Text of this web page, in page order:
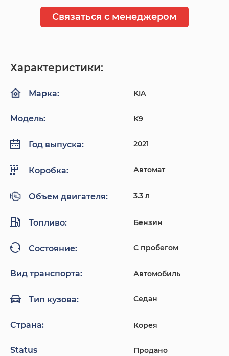
Связаться с менеджером
Характеристики:
Марка: KIA
Модель: K9
Год выпуска: 2021
Коробка: Автомат
Объем двигателя: 3.3 л
Топливо: Бензин
Состояние: С пробегом
Вид транспорта: Автомобиль
Тип кузова: Седан
Страна: Корея
Status Продано